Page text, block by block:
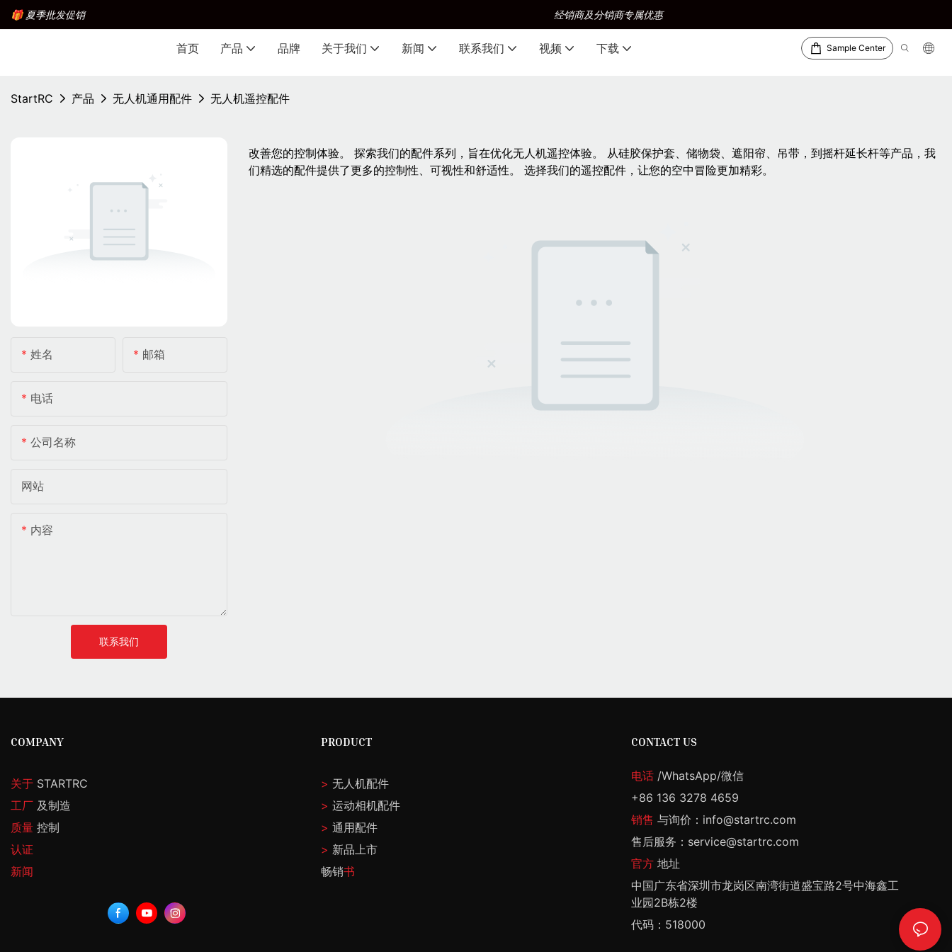
🎁 夏季批发促销 经销商及分销商专属优惠
首页 产品 品牌 关于我们 新闻 联系我们 视频 下载 Sample Center
StartRC 产品 无人机通用配件 无人机遥控配件
姓名 邮箱
电话
公司名称
网站
内容
联系我们
改善您的控制体验。 探索我们的配件系列，旨在优化无人机遥控体验。 从硅胶保护套、储物袋、遮阳帘、吊带，到摇杆延长杆等产品，我
们精选的配件提供了更多的控制性、可视性和舒适性。 选择我们的遥控配件，让您的空中冒险更加精彩。
COMPANY
关于 STARTRC
工厂 及制造
质量 控制
认证
新闻
PRODUCT
> 无人机配件
> 运动相机配件
> 通用配件
> 新品上市
畅销书
CONTACT US
电话 /WhatsApp/微信
+86 136 3278 4659
销售 与询价：info@startrc.com
售后服务：service@startrc.com
官方 地址
中国广东省深圳市龙岗区南湾街道盛宝路2号中海鑫工
业园2B栋2楼
代码：518000